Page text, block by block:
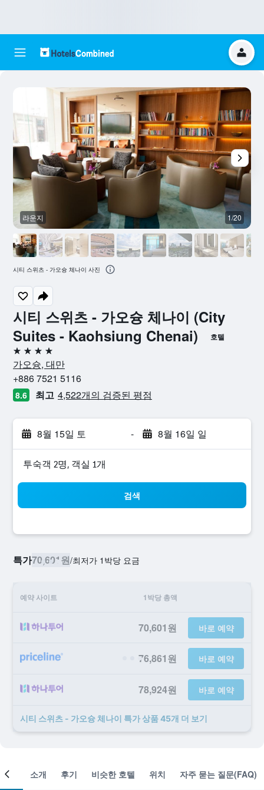
시티 스위츠 - 가오슝 체나이 (City
Suites - Kaohsiung Chenai)
호텔
4성급
가오슝, 대만
+886 7521 5116
8.6 최고 4,522개의 검증된 평점
8월 15일 토 - 8월 16일 일
​투숙객 2​명, ​객실 1개
검색
특가70,601원/​최저가 1박당 요금
예약 사이트 1박당 총액
70,601원 바로 예약
76,861원 바로 예약
78,924원 바로 예약
시티 스위츠 - 가오슝 체나이 ​특가 ​상품 45개 ​더 ​보기
라운지 1/20
시티 스위츠 - 가오슝 체나이 사진
객실 소개 후기 비슷한 호텔 위치 자주 묻는 질문(FAQ)